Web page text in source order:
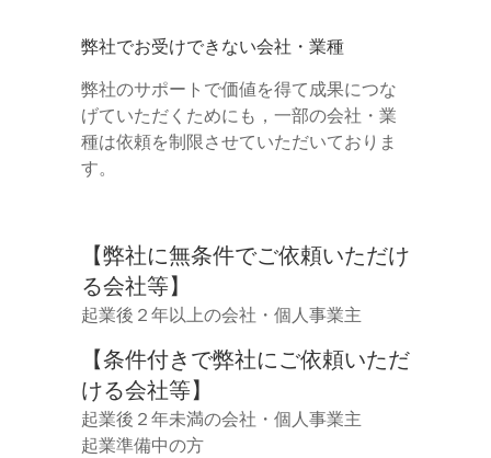
弊社でお受けできない会社・業種
弊社のサポートで価値を得て成果につな
げていただくためにも，一部の会社・業
種は依頼を制限させていただいておりま
す。
【弊社に無条件でご依頼いただけ
る会社等】
起業後２年以上の会社・個人事業主
【条件付きで弊社にご依頼いただ
ける会社等】
起業後２年未満の会社・個人事業主
起業準備中の方